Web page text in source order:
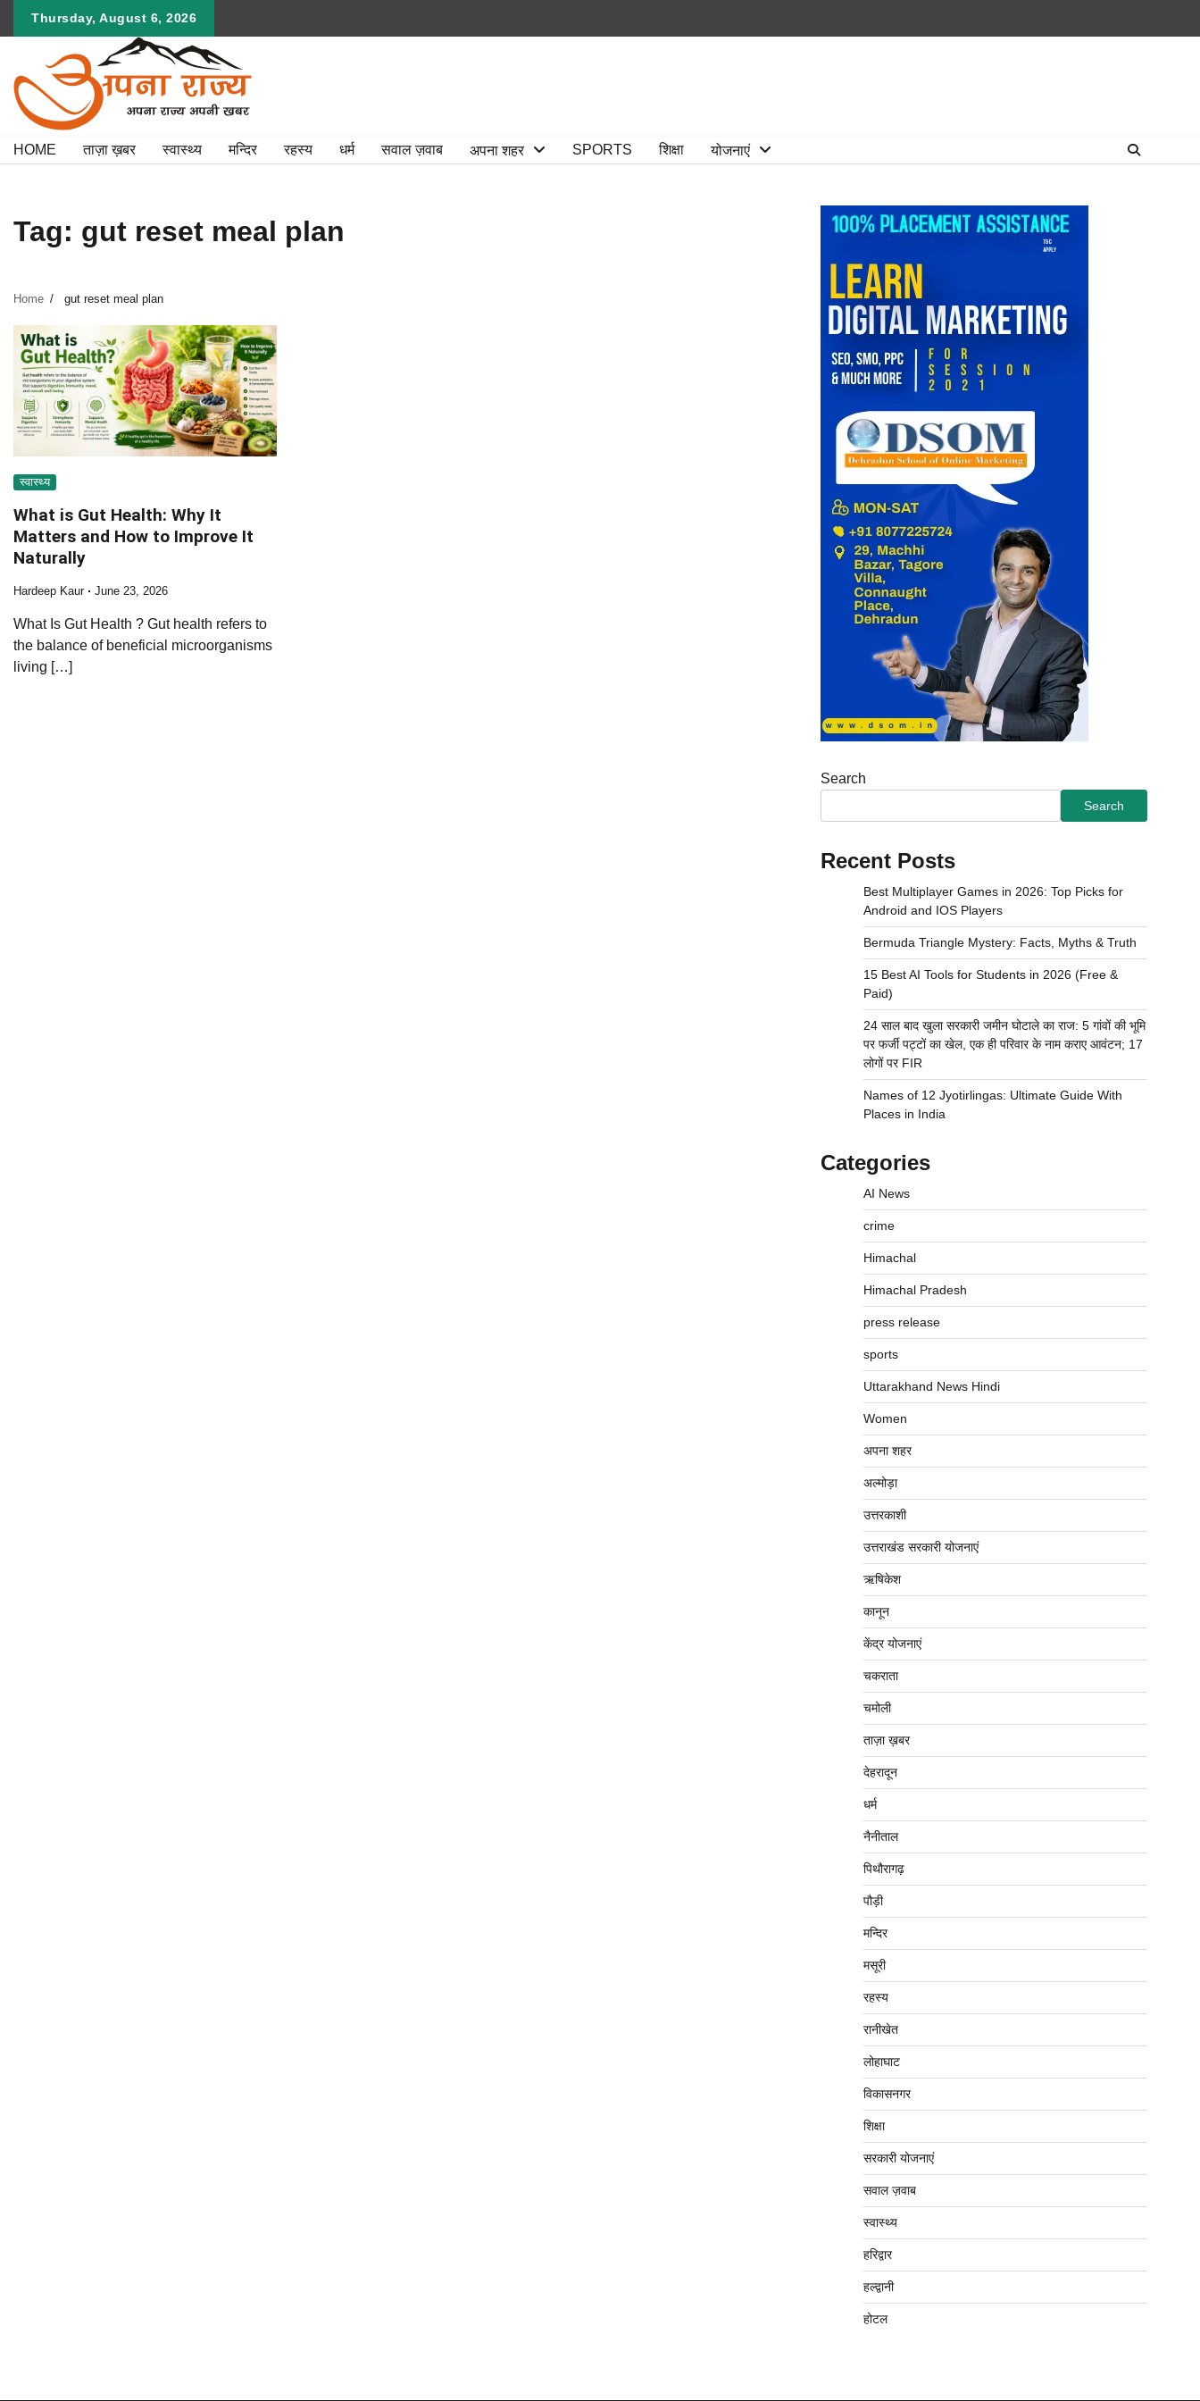
Thursday, August 6, 2026
HOME ताज़ा ख़बर स्वास्थ्य मन्दिर रहस्य धर्म सवाल ज़वाब अपना शहर SPORTS शिक्षा योजनाएं
Tag: gut reset meal plan
Home gut reset meal plan
स्वास्थ्य
What is Gut Health: Why It
Matters and How to Improve It
Naturally
Hardeep Kaur June 23, 2026
What Is Gut Health ? Gut health refers to
the balance of beneficial microorganisms
living […]
Search
Search
Recent Posts
Best Multiplayer Games in 2026: Top Picks for
Android and IOS Players
Bermuda Triangle Mystery: Facts, Myths & Truth
15 Best AI Tools for Students in 2026 (Free &
Paid)
24 साल बाद खुला सरकारी जमीन घोटाले का राज: 5 गांवों की भूमि
पर फर्जी पट्टों का खेल, एक ही परिवार के नाम कराए आवंटन; 17
लोगों पर FIR
Names of 12 Jyotirlingas: Ultimate Guide With
Places in India
Categories
AI News
crime
Himachal
Himachal Pradesh
press release
sports
Uttarakhand News Hindi
Women
अपना शहर
अल्मोड़ा
उत्तरकाशी
उत्तराखंड सरकारी योजनाएं
ऋषिकेश
कानून
केंद्र योजनाएं
चकराता
चमोली
ताज़ा ख़बर
देहरादून
धर्म
नैनीताल
पिथौरागढ़
पौड़ी
मन्दिर
मसूरी
रहस्य
रानीखेत
लोहाघाट
विकासनगर
शिक्षा
सरकारी योजनाएं
सवाल ज़वाब
स्वास्थ्य
हरिद्वार
हल्द्वानी
होटल